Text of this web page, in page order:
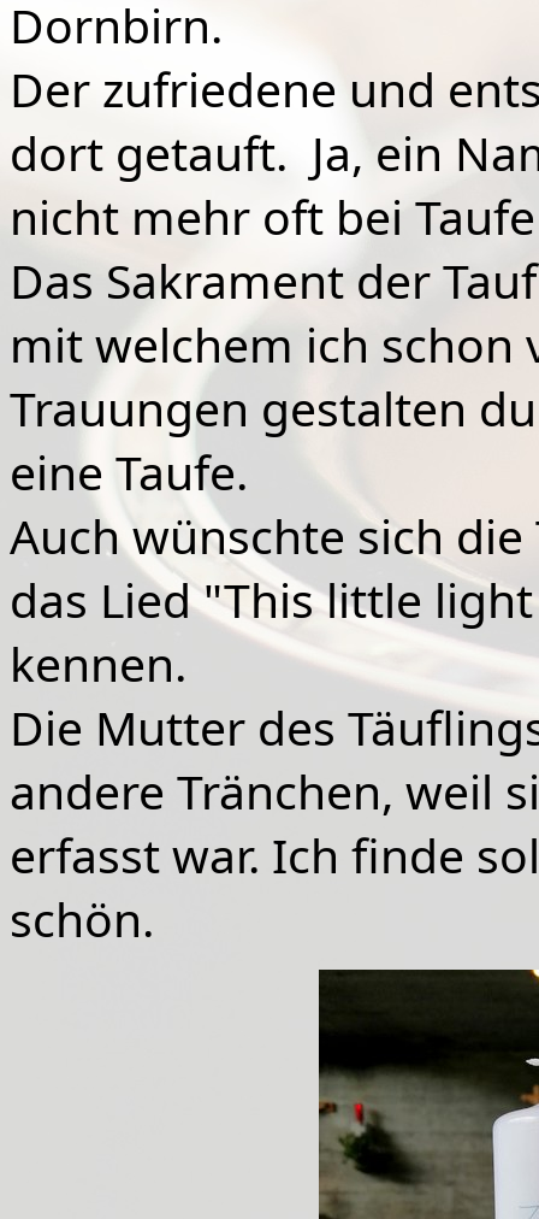
Dornbirn.
Der zufriedene und
dort getauft. Ja, ein
nicht mehr oft bei
Das Sakrament der
mit welchem ich schon
Trauungen gestalten
eine Taufe.
Auchwünschte sich
das Lied "This little
kennen.
Die Mutter des
andere Tränchen, weil
erfasst war. Ich finde
schön.